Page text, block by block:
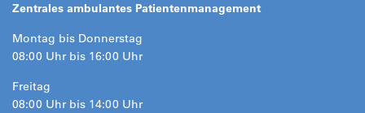
Zentrales ambulantes Patientenmanagement
Montag bis Donnerstag
08:00 Uhr bis 16:00 Uhr
Freitag
08:00 Uhr bis 14:00 Uhr